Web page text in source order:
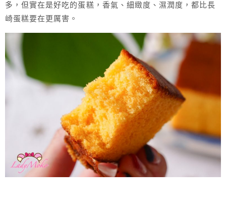
多，但實在是好吃的蛋糕，香氣、細緻度、濕潤度，都比長
崎蛋糕要在更厲害。